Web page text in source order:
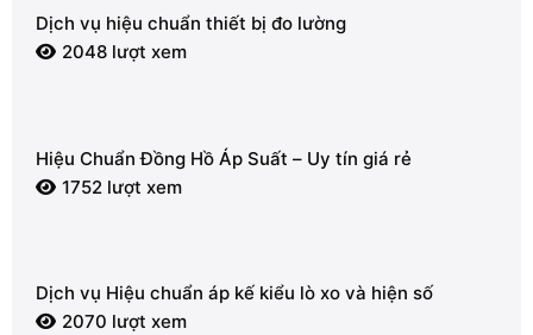
Dịch vụ hiệu chuẩn thiết bị đo lường
2048 lượt xem
Hiệu Chuẩn Đồng Hồ Áp Suất – Uy tín giá rẻ
1752 lượt xem
Dịch vụ Hiệu chuẩn áp kế kiểu lò xo và hiện số
2070 lượt xem